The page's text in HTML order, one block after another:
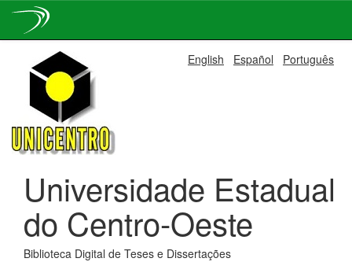
navigation
English Español Português
Universidade Estadual
do Centro-Oeste
Biblioteca Digital de Teses e Dissertações